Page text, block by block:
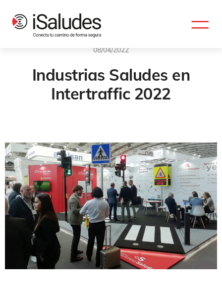
08/04/2022
Industrias Saludes en
Intertraffic 2022